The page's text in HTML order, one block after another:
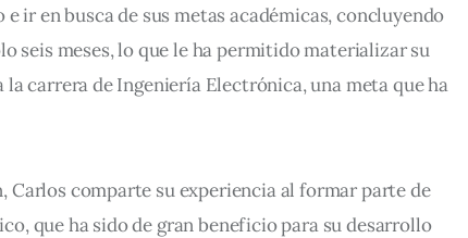
ir en busca de sus metas académicas, concluyendo
seis meses, lo que le ha permitido materializar su
la carrera de Ingeniería Electrónica, una meta que ha
Carlos comparte su experiencia al formar parte de
que ha sido de gran beneficio para su desarrollo